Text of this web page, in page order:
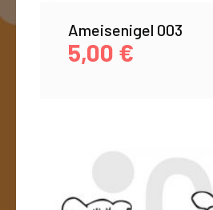
Ameisenigel 003
5,00 €